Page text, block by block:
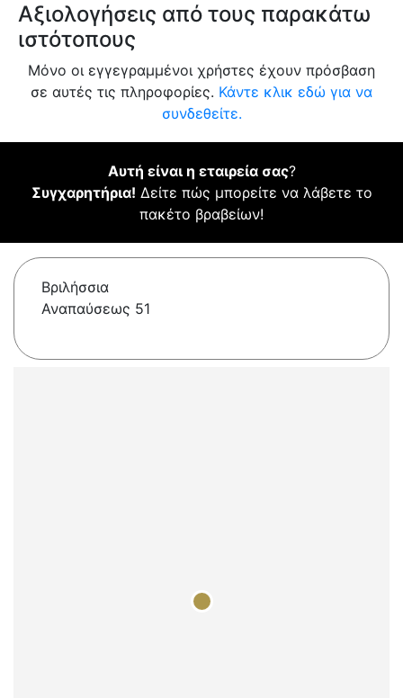
Αξιολογήσεις από τους παρακάτω
ιστότοπους
Μόνο οι εγγεγραμμένοι χρήστες έχουν πρόσβαση
σε αυτές τις πληροφορίες. Κάντε κλικ εδώ για να
συνδεθείτε.
Αυτή είναι η εταιρεία σας?
Συγχαρητήρια! Δείτε πώς μπορείτε να λάβετε το
πακέτο βραβείων!
Βριλήσσια
Αναπαύσεως 51